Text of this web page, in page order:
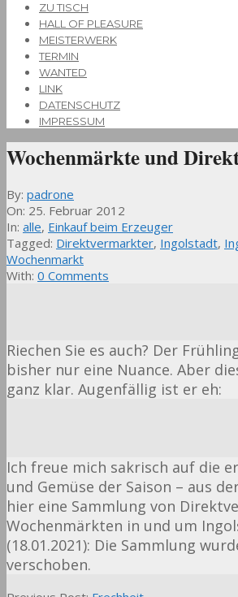
ZU TISCH
HALL OF PLEASURE
MEISTERWERK
TERMIN
WANTED
LINK
DATENSCHUTZ
IMPRESSUM
Wochenmärkte und
By: padrone
On: 25. Februar 2012
In: alle, Einkauf beim Erzeuger
Tagged: Direktvermarkter, Ingolstadt,
Wochenmarkt
With: 0 Comments
Riechen Sie es auch? Der
bisher nur eine Nuance. Aber
ganz klar. Augenfällig ist er eh:
Ich freue mich sakrisch auf die
und Gemüse der Saison – aus
hier eine Sammlung von
Wochenmärkten in und um
(18.01.2021): Die Sammlung
verschoben.